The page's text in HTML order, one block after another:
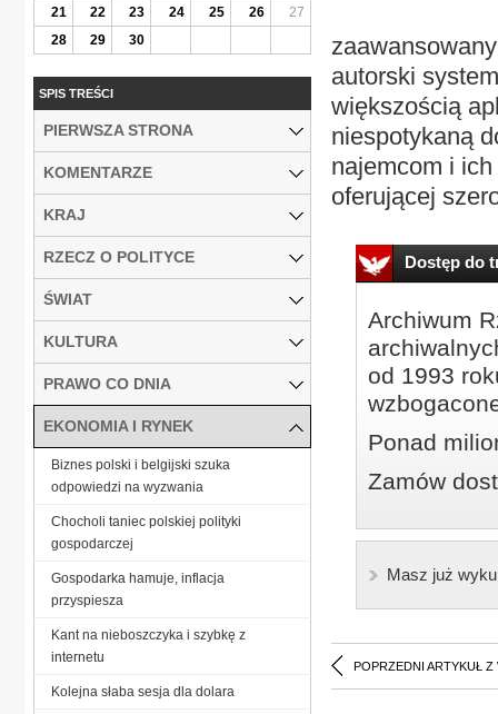
autorski
większością
niespotykaną
najemcom i
oferującej
Dostęp do
Archiwum
od 1993
Ponad
Zamów
Masz już
POPRZEDNI ARTYKUŁ Z
21
22 23 24 25 26
27
28
29 30
SPIS TREŚCI
PIERWSZA STRONA
KOMENTARZE
KRAJ
RZECZ O POLITYCE
ŚWIAT
KULTURA
PRAWO CO DNIA
EKONOMIA I RYNEK
Biznes polski i belgijski szuka
odpowiedzi na wyzwania
Chocholi taniec polskiej polityki
gospodarczej
Gospodarka hamuje, inflacja
przyspiesza
Kant na nieboszczyka i szybkę z
internetu
Kolejna słaba sesja dla dolara